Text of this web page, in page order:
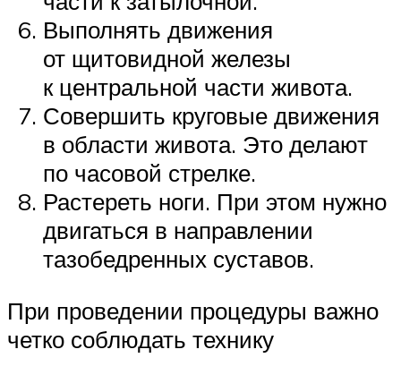
Выполнять движения
от щитовидной железы
к центральной части живота.
Совершить круговые движения
в области живота. Это делают
по часовой стрелке.
Растереть ноги. При этом нужно
двигаться в направлении
тазобедренных суставов.
При проведении процедуры важно
четко соблюдать технику